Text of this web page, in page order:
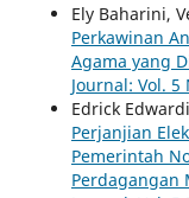
Ely Baharini,
Perkawinan
Agama yang
Journal: Vol.
Edrick
Perjanjian
Pemerintah
Perdagangan